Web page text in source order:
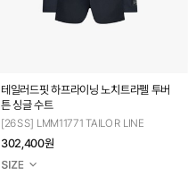
테일러드핏 하프라이닝 노치트라펠 투버
튼 싱글 수트
[26SS] LMM11771 TAILOR LINE
302,400원